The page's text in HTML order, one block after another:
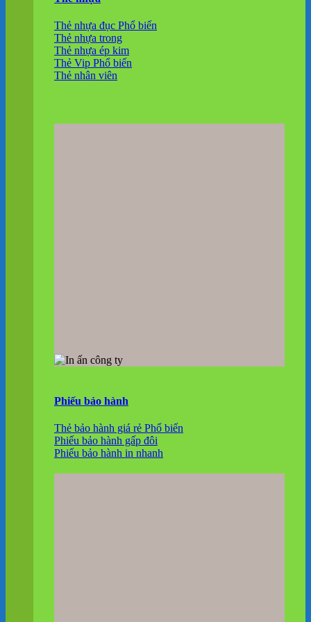
Thẻ nhựa đục
Thẻ nhựa trong
Thẻ nhựa ép kim
Thẻ Vip
Thẻ nhân viên
Phiếu bảo hành
Thẻ bảo hành giá rẻ
Phiếu bảo hành gấp đôi
Phiếu bảo hành in nhanh